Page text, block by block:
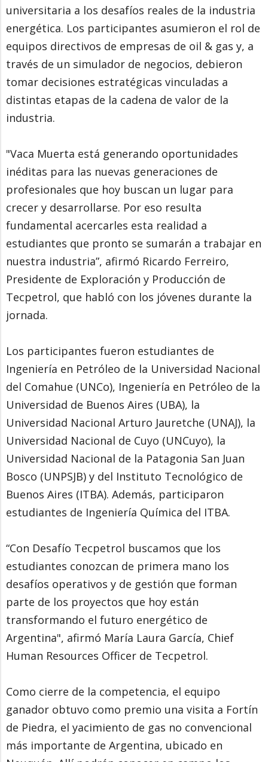
universitaria a los desafíos reales de la industria
energética. Los participantes asumieron el rol de
equipos directivos de empresas de oil & gas y, a
través de un simulador de negocios, debieron
tomar decisiones estratégicas vinculadas a
distintas etapas de la cadena de valor de la
industria.
"Vaca Muerta está generando oportunidades
inéditas para las nuevas generaciones de
profesionales que hoy buscan un lugar para
crecer y desarrollarse. Por eso resulta
fundamental acercarles esta realidad a
estudiantes que pronto se sumarán a trabajar en
nuestra industria”, afirmó Ricardo Ferreiro,
Presidente de Exploración y Producción de
Tecpetrol, que habló con los jóvenes durante la
jornada.
Los participantes fueron estudiantes de
Ingeniería en Petróleo de la Universidad Nacional
del Comahue (UNCo), Ingeniería en Petróleo de la
Universidad de Buenos Aires (UBA), la
Universidad Nacional Arturo Jauretche (UNAJ), la
Universidad Nacional de Cuyo (UNCuyo), la
Universidad Nacional de la Patagonia San Juan
Bosco (UNPSJB) y del Instituto Tecnológico de
Buenos Aires (ITBA). Además, participaron
estudiantes de Ingeniería Química del ITBA.
“Con Desafío Tecpetrol buscamos que los
estudiantes conozcan de primera mano los
desafíos operativos y de gestión que forman
parte de los proyectos que hoy están
transformando el futuro energético de
Argentina", afirmó María Laura García, Chief
Human Resources Officer de Tecpetrol.
Como cierre de la competencia, el equipo
ganador obtuvo como premio una visita a Fortín
de Piedra, el yacimiento de gas no convencional
más importante de Argentina, ubicado en